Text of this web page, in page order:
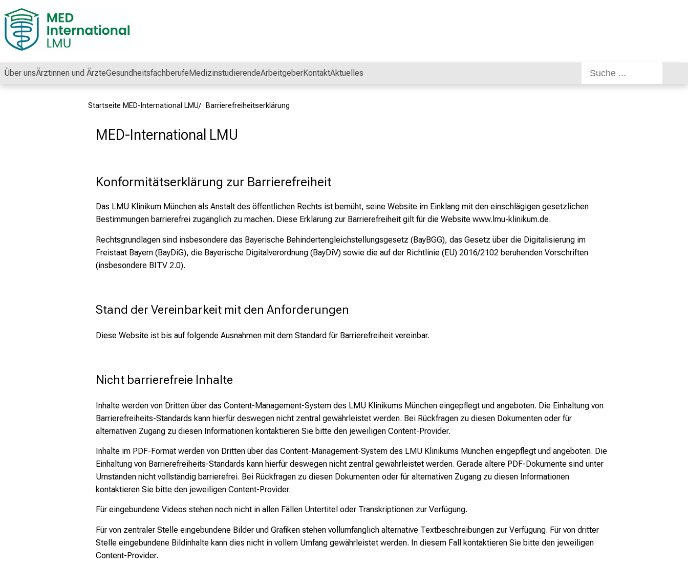
Über unsÄrztinnen und ÄrzteGesundheitsfachberufeMedizinstudierendeArbeitgeberKontaktAktuelles
Startseite MED-International LMU Barrierefreiheitserklärung
MED-International LMU
Konformitätserklärung zur Barrierefreiheit
Das LMU Klinikum München als Anstalt des öffentlichen Rechts ist bemüht, seine Website im Einklang mit den einschlägigen gesetzlichen
Bestimmungen barrierefrei zugänglich zu machen. Diese Erklärung zur Barrierefreiheit gilt für die Website www.lmu-klinikum.de.
Rechtsgrundlagen sind insbesondere das Bayerische Behindertengleichstellungsgesetz (BayBGG), das Gesetz über die Digitalisierung im
Freistaat Bayern (BayDiG), die Bayerische Digitalverordnung (BayDiV) sowie die auf der Richtlinie (EU) 2016/2102 beruhenden Vorschriften
(insbesondere BITV 2.0).
Stand der Vereinbarkeit mit den Anforderungen
Diese Website ist bis auf folgende Ausnahmen mit dem Standard für Barrierefreiheit vereinbar.
Nicht barrierefreie Inhalte
Inhalte werden von Dritten über das Content-Management-System des LMU Klinikums München eingepflegt und angeboten. Die Einhaltung von
Barrierefreiheits-Standards kann hierfür deswegen nicht zentral gewährleistet werden. Bei Rückfragen zu diesen Dokumenten oder für
alternativen Zugang zu diesen Informationen kontaktieren Sie bitte den jeweiligen Content-Provider.
Inhalte im PDF-Format werden von Dritten über das Content-Management-System des LMU Klinikums München eingepflegt und angeboten. Die
Einhaltung von Barrierefreiheits-Standards kann hierfür deswegen nicht zentral gewährleistet werden. Gerade ältere PDF-Dokumente sind unter
Umständen nicht vollständig barrierefrei. Bei Rückfragen zu diesen Dokumenten oder für alternativen Zugang zu diesen Informationen
kontaktieren Sie bitte den jeweiligen Content-Provider.
Für eingebundene Videos stehen noch nicht in allen Fällen Untertitel oder Transkriptionen zur Verfügung.
Für von zentraler Stelle eingebundene Bilder und Grafiken stehen vollumfänglich alternative Textbeschreibungen zur Verfügung. Für von dritter
Stelle eingebundene Bildinhalte kann dies nicht in vollem Umfang gewährleistet werden. In diesem Fall kontaktieren Sie bitte den jeweiligen
Content-Provider.